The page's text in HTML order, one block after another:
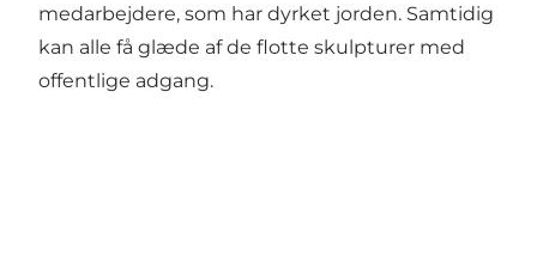
medarbejdere, som har dyrket jorden. Samtidig
kan alle få glæde af de flotte skulpturer med
offentlige adgang.